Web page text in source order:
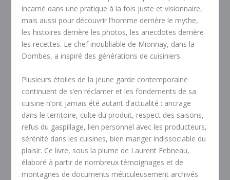
incarné dans une pratique à la fois juste et visionnaire,
mais aussi pour découvrir l’homme derrière le mythe,
les histoires derrière les photos, les anecdotes derrière
les recettes. Le chef inoubliable de Mionnay, dans la
Dombes, a inspiré des générations de cuisiniers.
Plusieurs étoiles de la jeune garde contemporaine
continuent de s’en réclamer et les fondements de sa
cuisine n’ont jamais été autant d’actualité : ancrage
dans le territoire, culte du produit, respect des saisons,
refus du gaspillage, lien personnel avec les producteurs,
sérénité dans les cuisines, bien manger indissociable du
plaisir. Ce livre, sous la plume de Laurent Febneau,
élaboré à partir de nombreux témoignages et de
montagnes de documents méticuleusement archivés